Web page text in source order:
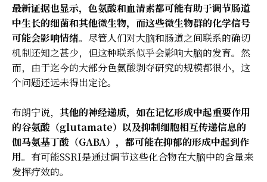
最新证据也显示，色氨酸和血清素都可能有助于调节肠道
中生长的细菌和其他微生物，而这些微生物群的化学信号
可能会影响情绪。 尽管人们对大脑和肠道之间联系的确切
机制还知之甚少，但这种联系似乎会影响大脑的发育。然
而，由于迄今的大部分色氨酸剥夺研究的规模都很小，这
个问题还远未得出定论。
布朗宁说， 其他的神经递质，如在记忆形成中起重要作用
的谷氨酸（glutamate）以及抑制细胞相互传递信息的
伽马氨基丁酸（GABA），都可能在抑郁的形成中起到作
用。 有可能SSRI是通过调节这些化合物在大脑中的含量来
发挥疗效的。